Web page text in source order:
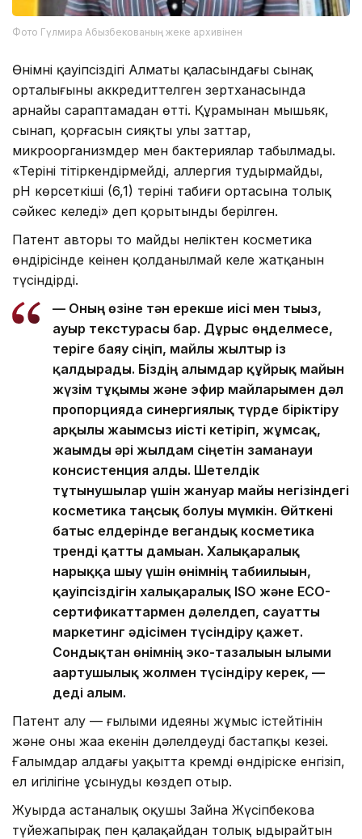
Фото Гүлмира Абызбекованың жеке архивінен
Өнімнің қауіпсіздігі Алматы қаласындағы сынақ
орталығының аккредиттелген зертханасында
арнайы сараптамадан өтті. Құрамынан мышьяк,
сынап, қорғасын сияқты улы заттар,
микроорганизмдер мен бактериялар табылмады.
«Теріні тітіркендірмейді, аллергия тудырмайды,
pH көрсеткіші (6,1) терінің табиғи ортасына толық
сәйкес келеді» деп қорытынды берілген.
Патент авторы тоң майдың неліктен косметика
өндірісінде кеңінен қолданылмай келе жатқанын
түсіндірді.
— Оның өзіне тән ерекше иісі мен тығыз,
ауыр текстурасы бар. Дұрыс өңделмесе,
теріге баяу сіңіп, майлы жылтыр із
қалдырады. Біздің ғалымдар құйрық майын
жүзім тұқымы және эфир майларымен дәл
пропорцияда синергиялық түрде біріктіру
арқылы жағымсыз иісті кетіріп, жұмсақ,
жағымды әрі жылдам сіңетін заманауи
консистенция алды. Шетелдік
тұтынушылар үшін жануар майы негізіндегі
косметика таңсық болуы мүмкін. Өйткені
батыс елдерінде вегандық косметика
тренді қатты дамыған. Халықаралық
нарыққа шығу үшін өнімнің табиғилығын,
қауіпсіздігін халықаралық ISO және ECO-
сертификаттармен дәлелдеп, сауатты
маркетинг әдісімен түсіндіру қажет.
Сондықтан өнімнің эко-тазалығын ғылыми
ағартушылық жолмен түсіндіру керек, —
деді ғалым.
Патент алу — ғылыми идеяның жұмыс істейтінін
және оның жаңа екенін дәлелдеудің бастапқы кезеңі.
Ғалымдар алдағы уақытта кремді өндіріске енгізіп,
ел игілігіне ұсынуды көздеп отыр.
Жуырда астаналық оқушы Зайна Жүсіпбекова
түйежапырақ пен қалақайдан толық ыдырайтын